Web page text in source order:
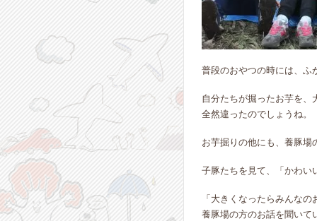
普段のおやつの時には、ふ
自分たちが掘ったお芋を
全然違ったのでしょうね。
お芋掘りの他にも、養豚
子豚たちを見て、「かわい
「大きくなったらみんな
養豚場の方のお話を聞いて